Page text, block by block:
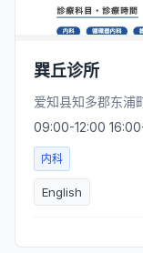
巽丘诊所
爱知县知多郡东浦
09:00-12:00
内科
English